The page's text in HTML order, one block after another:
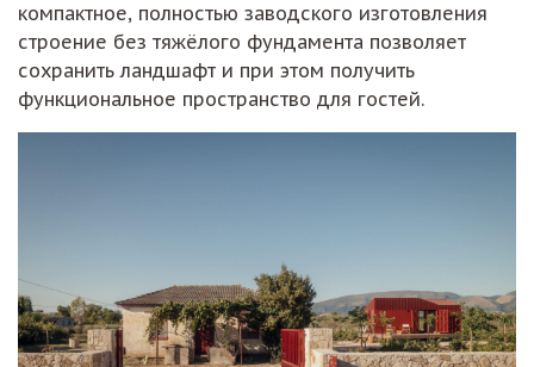
компактное, полностью заводского изготовления
строение без тяжёлого фундамента позволяет
сохранить ландшафт и при этом получить
функциональное пространство для гостей.